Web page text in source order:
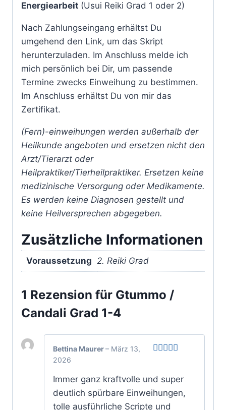
Energiearbeit (Usui Reiki Grad 1 oder 2)
Nach Zahlungseingang erhältst Du
umgehend den Link, um das Skript
herunterzuladen. Im Anschluss melde ich
mich persönlich bei Dir, um passende
Termine zwecks Einweihung zu bestimmen.
Im Anschluss erhältst Du von mir das
Zertifikat.
(Fern)-einweihungen werden außerhalb der
Heilkunde angeboten und ersetzen nicht den
Arzt/Tierarzt oder
Heilpraktiker/Tierheilpraktiker. Ersetzen keine
medizinische Versorgung oder Medikamente.
Es werden keine Diagnosen gestellt und
keine Heilversprechen abgegeben.
Zusätzliche Informationen
Voraussetzung 2. Reiki Grad
1 Rezension für Gtummo /
Candali Grad 1-4
Bettina Maurer– März 13,
2026
Immer ganz kraftvolle und super
deutlich spürbare Einweihungen,
tolle ausführliche Scripte und